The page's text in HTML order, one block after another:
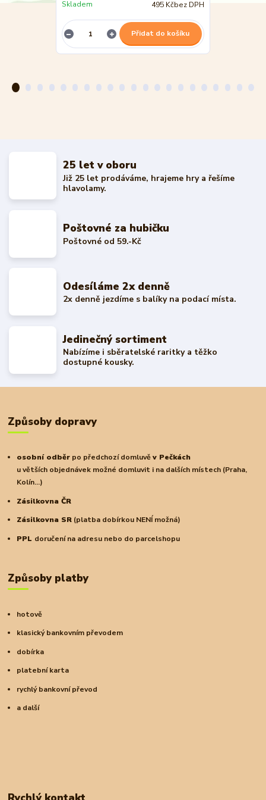
495 Kčbez DPH
Skladem
Přidat do košíku
25 let v oboru
Již 25 let prodáváme, hrajeme hry a řešíme
hlavolamy.
Poštovné za hubičku
Poštovné od 59.-Kč
Odesíláme 2x denně
2x denně jezdíme s balíky na podací místa.
Jedinečný sortiment
Nabízíme i sběratelské raritky a těžko
dostupné kousky.
Způsoby dopravy
osobní odběr po předchozí domluvěv Pečkách
u větších objednávek možné domluvit i na dalších místech (Praha,
Kolín...)
Zásilkovna ČR
Zásilkovna SR (platba dobírkou NENÍ možná)
PPL doručení na adresu nebo do parcelshopu
Způsoby platby
hotově
klasický bankovním převodem
dobírka
platební karta
rychlý bankovní převod
a další